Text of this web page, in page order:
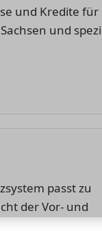
und Kredite für
und
passt zu
der Vor- und